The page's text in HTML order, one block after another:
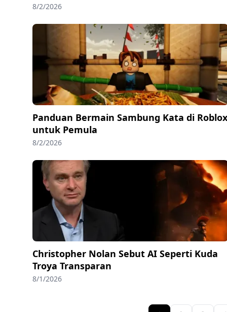
8/2/2026
Panduan Bermain Sambung Kata di Roblox
untuk Pemula
8/2/2026
Christopher Nolan Sebut AI Seperti Kuda
Troya Transparan
8/1/2026